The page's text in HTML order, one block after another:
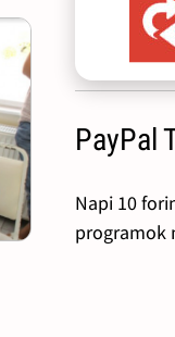
PayPal
Napi 10
programok